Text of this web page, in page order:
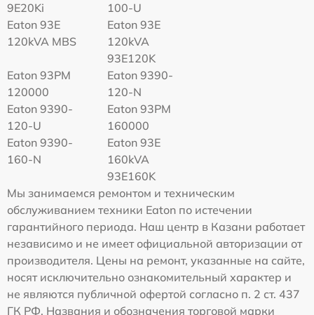
9E20Ki
100-U
Eaton 93E
120kVA MBS
Eaton 93E
120kVA
93E120K
Eaton 93PM
120000
Eaton 9390-
120-N
Eaton 9390-
120-U
Eaton 93PM
160000
Eaton 9390-
160-N
Eaton 93E
160kVA
93E160K
Мы занимаемся ремонтом и техническим
обслуживанием техники Eaton по истечении
гарантийного периода. Наш центр в Казани работает
независимо и не имеет официальной авторизации от
производителя. Цены на ремонт, указанные на сайте,
носят исключительно ознакомительный характер и
не являются публичной офертой согласно п. 2 ст. 437
ГК РФ. Названия и обозначения торговой марки